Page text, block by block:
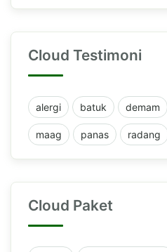
Cloud Testimoni
alergi batuk demam
maag panas radang
Cloud Paket